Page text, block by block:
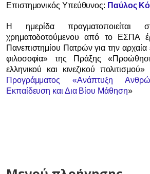
Επιστημονικός Υπεύθυνος: Παύλος
Η ημερίδα πραγματοποιείται
χρηματοδοτούμενου από το ΕΣΠΑ
Πανεπιστημίου Πατρών για την αρχαία
φιλοσοφία» της Πράξης
ελληνικού και κινεζικού πολιτισμού»
Προγράμματος «Ανάπτυξη
Εκπαίδευση και Δια Βίου Μάθηση»